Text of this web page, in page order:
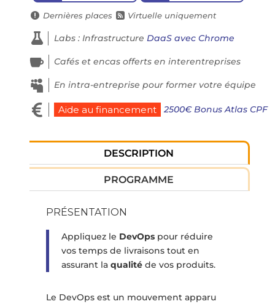
 Dernières places  Virtuelle uniquement
 Labs : Infrastructure DaaS avec Chrome
 Cafés et encas offerts en interentreprises
 En intra-entreprise pour former votre équipe
 Aide au financement 2500€ Bonus Atlas CPF
DESCRIPTION
PROGRAMME
PRÉSENTATION
Appliquez le DevOpspour réduire
vos temps de livraisons tout en
assurant la qualitéde vos produits.
Le DevOps est un mouvement apparu